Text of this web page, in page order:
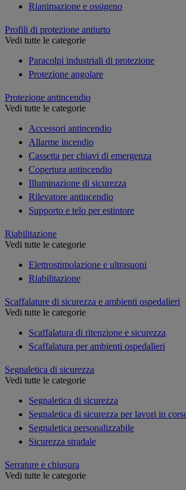
Rianimazione e ossigeno
Profili di protezione antiurto
Vedi tutte le categorie
Paracolpi industriali di protezione
Protezione angolare
Protezione antincendio
Vedi tutte le categorie
Accessori antincendio
Allarme incendio
Cassetta per chiavi di emergenza
Copertura antincendio
Illuminazione di sicurezza
Rilevatore antincendio
Supporto e telo per estintore
Riabilitazione
Vedi tutte le categorie
Elettrostimolazione e ultrasuoni
Riabilitazione
Scaffalature di sicurezza e ambienti ospedalieri
Vedi tutte le categorie
Scaffalatura di ritenzione e sicurezza
Scaffalatura per ambienti ospedalieri
Segnaletica di sicurezza
Vedi tutte le categorie
Segnaletica di sicurezza
Segnaletica di sicurezza per lavori in
Segnaletica personalizzabile
Sicurezza stradale
Serrature e chiusura
Vedi tutte le categorie